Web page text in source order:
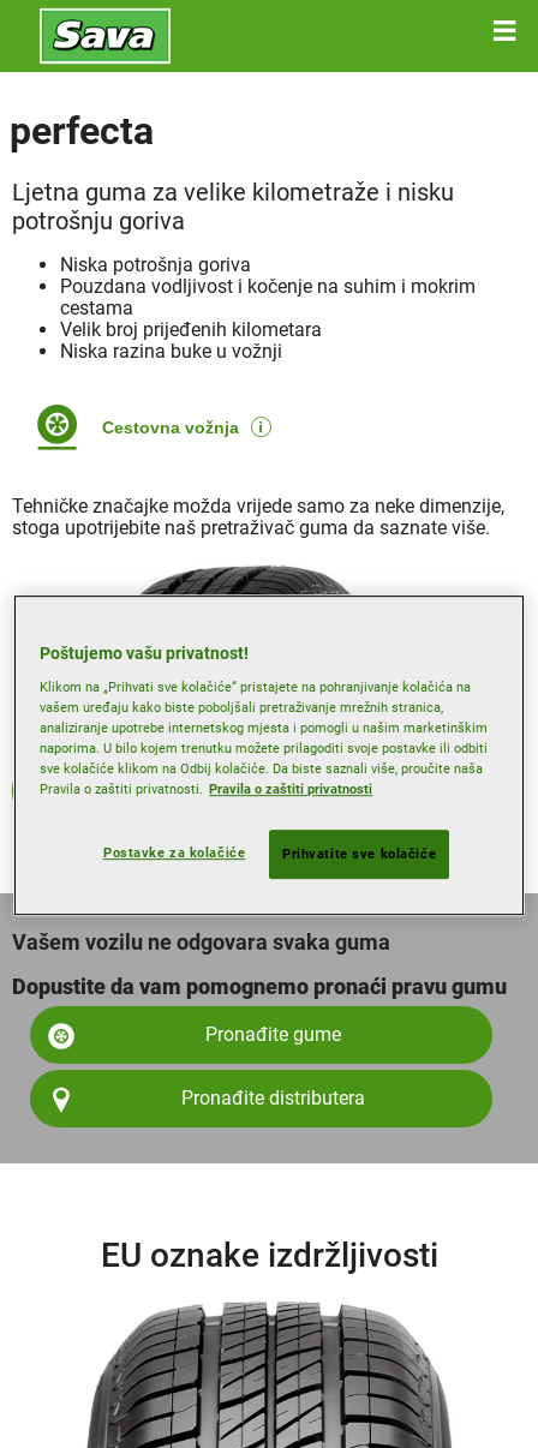
perfecta
Ljetna guma za velike kilometraže i nisku
potrošnju goriva
Niska potrošnja goriva
Pouzdana vodljivost i kočenje na suhim i mokrim
cestama
Velik broj prijeđenih kilometara
Niska razina buke u vožnji
Cestovna vožnja
Tehničke značajke možda vrijede samo za neke dimenzije,
stoga upotrijebite naš pretraživač guma da saznate više.
Ljeto
Vašem vozilu ne odgovara svaka guma
Dopustite da vam pomognemo pronaći pravu gumu
Pronađite gume
Pronađite distributera
EU oznake izdržljivosti
Poštujemo vašu privatnost!
Klikom na „Prihvati sve kolačiće“ pristajete na pohranjivanje kolačića na
vašem uređaju kako biste poboljšali pretraživanje mrežnih stranica,
analiziranje upotrebe internetskog mjesta i pomogli u našim marketinškim
naporima. U bilo kojem trenutku možete prilagoditi svoje postavke ili odbiti
sve kolačiće klikom na Odbij kolačiće. Da biste saznali više, proučite naša
Pravila o zaštiti privatnosti. Pravila o zaštiti privatnosti
Postavke za kolačiće Prihvatite sve kolačiće